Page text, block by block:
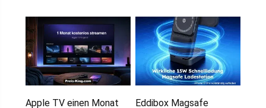
Apple TV einen Monat Eddibox Magsafe